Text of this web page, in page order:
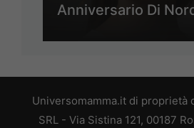
Anniversario Di
Universomamma.it di proprietà
SRL - Via Sistina 121, 00187